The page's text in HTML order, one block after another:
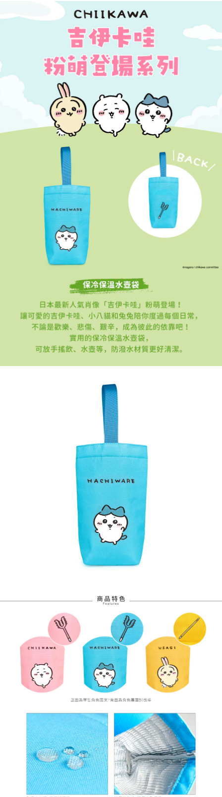
【大哥付你分期使用說明】
1.本服務由台灣大哥大提供，台灣大哥大用戶可立即使用無須另外申請。
2.付款方式選擇「大哥付你分期」，訂單成立後會自動跳轉到大哥付的交易
流程，驗證手機門號後，選擇欲分期的期數、繳款截止日，確認付款後即完
4.訂單成立30分鐘內，如未前往確認交易或遇審核未通過，訂單將自動取
消。如遇「轉專審核」未通過狀況，表示未達大哥付你分期系統評分，恕無
法說明評估內容。
【繳款方式說明】
1.分期款項不併入電信帳單，「大哥付你分期」於每月結算日後寄送繳費提
醒簡訊。
2.透過簡訊連結打開帳單後，可選擇「超商條碼／台灣大直營門市／銀行轉
帳／街口支付／iPASS MONEY」等通路繳費。
1.本服務係由「台灣大哥大股份有限公司」（以下簡稱本公司）所提供，讓
用戶於交易時，得透過本服務購買商品或服務，並由商店將買賣／分期付款
買賣價金債權讓與本公司後，依約使用本公司帳單繳交帳款。
2.基於同意付款使用「大哥付你分期」之契約關係目的，商店將以您的個人
資料（包含姓名、電話或地址）提供予台灣大哥大進項蒐集、處理及利用，
由本公司與您本人進行分期帳單所需資料之確認、核對及更正。
3.完整用戶服務條款，請詳閱以下連結：
https://oppay.tw/userRule
AFTEE先享後付
【關於「AFTEE先享後付」】
AFTEE先享後付是「在收到商品之後才付款」的支付方式。 讓您購物簡單
便利好安心！
１．簡單：不需註冊會員、不需綁卡、不需儲值。
２．便利：只要手機號碼，簡訊認證，即可結帳。
３．安心：先確認商品／服務後，再付款。
【「AFTEE先享後付」結帳流程】
１．於結帳方式選擇「AFTEE先享後付」後，將跳轉至「AFTEE先享後付」
結帳頁面，進行簡訊認證並確認金額後，即可完成結帳。
２．訂單成立數日內，您將收到繳費通知簡訊。
３．收到繳費通知簡訊後14天內，點擊此簡訊中的連結，可透過四大超商／
ATM／網路銀行／等多元方式進行付款，方視為交易完成。
※ 請注意：結帳手續完成當下不需立刻繳費，但若您需要取消訂單，請聯絡
購買商品的店家。未經商家同意取消之訂單仍視為有效，需透過AFTEE先享
後付繳納相關費用。
※ 交易是否成功請以「AFTEE先享後付 」之結帳頁面顯示為準，若有關於
是否繳費成功／繳費後需取消欲退款等相關疑問，請聯繫「AFTEE先享後付
客戶支援中心」
https://netprotections.freshdesk.com/support/home
【注意事項】
１．透過由恩沛科技股份有限公司提供之「AFTEE先享後付」服務完成之交
易，需依本服務之必要範圍內提供個人資料，並將交易相關給付款項請求債
權轉讓予恩沛科技股份有限公司。
２．關於個人資料處理事宜，請瀏覽以下網址：
https://aftee.tw/terms/#terms3
３．未成年的使用者請事先徵得法定代理人或監護人之同意方可使用
「AFTEE先享後付」，若未經同意申辦者引起之損失，本公司不負相關責
４．使用「AFTEE先享後付」時，將依據個別帳號之用戶狀況，依本公司即
時審查核予不同之上限額度；若仍有額度不足之情形，本公司將視審查結果
請求用戶進行身份認證。
５．嚴禁一人註冊多個帳號或使用他人資訊註冊。若發現惡意使用之情形，
恩沛科技股份有限公司將有權停止該用戶之使用額度並採取法律行動。
付款後全家取貨
每筆NT$100，滿NT$1,200(含以上)免運費
付款後萊爾富取貨
每筆NT$100，滿NT$1,200(含以上)免運費
每筆NT$100，滿NT$1,200(含以上)免運費
每筆NT$120，滿NT$1,200(含以上)免運費
每筆NT$300